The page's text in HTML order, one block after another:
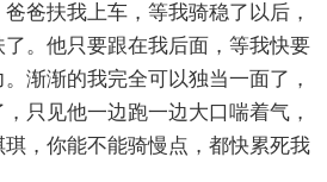
爸扶我上车，等我骑稳了以后，
。他只要跟在我后面，等我快要
渐渐的我完全可以独当一面了，
只见他一边跑一边大口喘着气，
，你能不能骑慢点，都快累死我